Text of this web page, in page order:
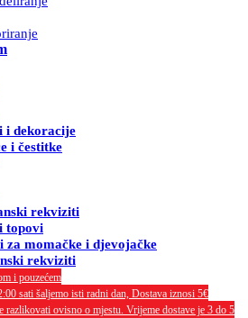
i dekoracije
i čestitke
rekviziti
topovi
za momačke i djevojačke
rekviziti
i pouzećem
sati šaljemo isti radni dan, Dostava iznosi 5€
razlikovati ovisno o mjestu. Vrijeme dostave je 3 do 5